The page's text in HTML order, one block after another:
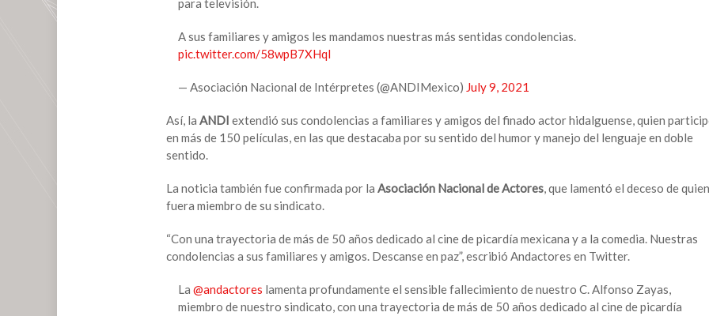
para televisión.
A sus familiares y amigos les mandamos nuestras más sentidas condolencias.
pic.twitter.com/58wpB7XHql
— Asociación Nacional de Intérpretes (@ANDIMexico) July 9, 2021
Así, la ANDI extendió sus condolencias a familiares y amigos del finado actor hidalguense, quien
en más de 150 películas, en las que destacaba por su sentido del humor y manejo del lenguaje en doble
sentido.
La noticia también fue confirmada por la Asociación Nacional de Actores, que lamentó el deceso de quien
fuera miembro de su sindicato.
“Con una trayectoria de más de 50 años dedicado al cine de picardía mexicana y a la comedia. Nuestras
condolencias a sus familiares y amigos. Descanse en paz”, escribió Andactores en Twitter.
La @andactores lamenta profundamente el sensible fallecimiento de nuestro C. Alfonso Zayas,
miembro de nuestro sindicato, con una trayectoria de más de 50 años dedicado al cine de picardía